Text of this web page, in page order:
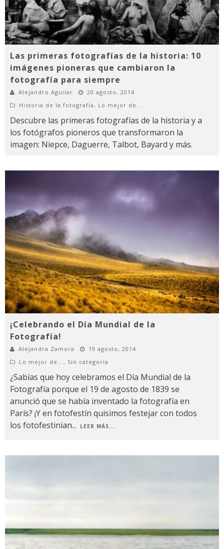
Las primeras fotografías de la historia: 10
imágenes pioneras que cambiaron la
fotografía para siempre
Alejandro Aguilar
20 agosto, 2014
Historia de la fotografía , Lo mejor de...
Descubre las primeras fotografías de la historia y a
los fotógrafos pioneros que transformaron la
imagen: Niepce, Daguerre, Talbot, Bayard y más.
¡Celebrando el Día Mundial de la
Fotografía!
Alejandra Zamora
19 agosto, 2014
Lo mejor de... , Sin categoría
¿Sabías que hoy celebramos el Día Mundial de la
Fotografía porque el 19 de agosto de 1839 se
anunció que se había inventado la fotografía en
París? ¡Y en fotofestín quisimos festejar con todos
los fotofestinian... LEER MÁS...